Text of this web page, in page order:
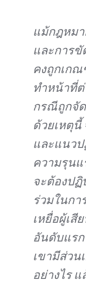
แม้กฎหมา
และการขั
คงถูกเก
ทำหน้าที่
กรณีถูกจัด
ด้วยเหตุนี้
และแนว
ความรุน
จะต้องป
ร่วมในกา
เหยื่อผู้เสี
อันดับแรก
เขามีส่วน
อย่างไร